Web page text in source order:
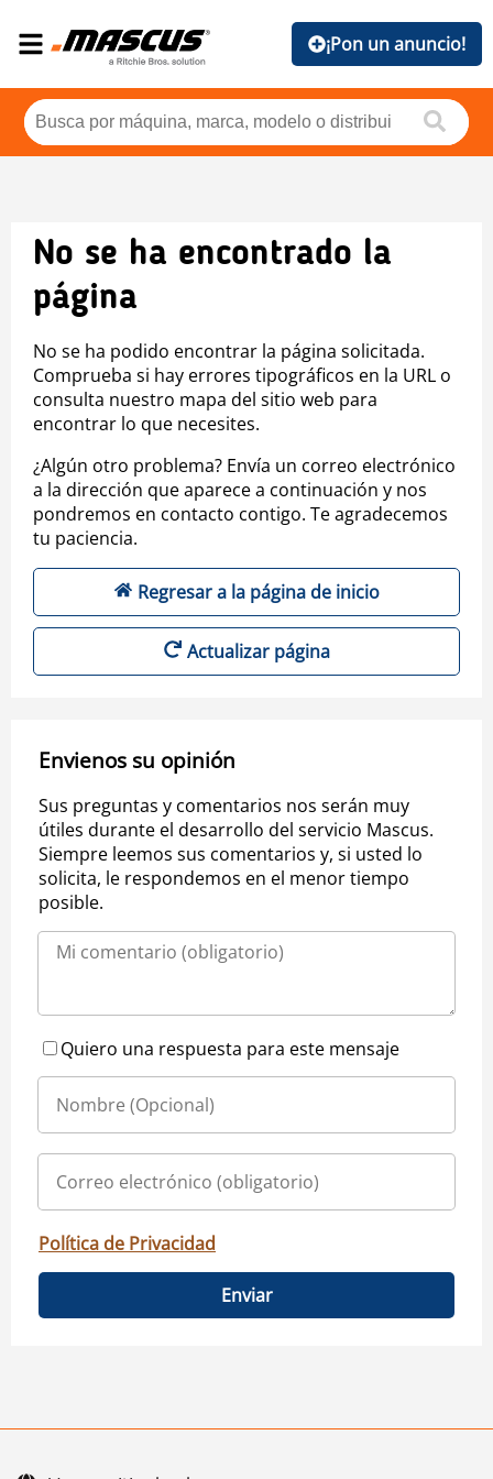
¡Pon un anuncio!
No se ha encontrado la
página
No se ha podido encontrar la página solicitada.
Comprueba si hay errores tipográficos en la URL o
consulta nuestro mapa del sitio web para
encontrar lo que necesites.
¿Algún otro problema? Envía un correo electrónico
a la dirección que aparece a continuación y nos
pondremos en contacto contigo. Te agradecemos
tu paciencia.
Regresar a la página de inicio
Actualizar página
Envienos su opinión
Sus preguntas y comentarios nos serán muy
útiles durante el desarrollo del servicio Mascus.
Siempre leemos sus comentarios y, si usted lo
solicita, le respondemos en el menor tiempo
posible.
Quiero una respuesta para este mensaje
Política de Privacidad
Enviar